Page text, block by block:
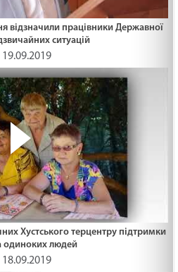
відзначили працівники Державної
ситуацій
19.09.2019
Хустського терцентру підтримки
одиноких людей
18.09.2019